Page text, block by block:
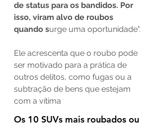
de status para os bandidos. Por
isso, viram alvo de roubos
quando surge uma oportunidade".
Ele acrescenta que o roubo pode
ser motivado para a prática de
outros delitos, como fugas ou a
subtração de bens que estejam
com a vítima
Os 10 SUVs mais roubados ou